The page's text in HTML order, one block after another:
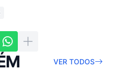
VER TODOS